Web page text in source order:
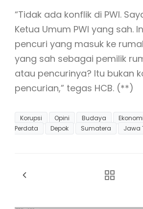
“Tidak ada konflik di PWI.
Ketua Umum PWI yang sah.
pencuri yang masuk ke
yang sah sebagai pemilik
atau pencurinya? Itu bukan
pencurian,” tegas HCB. (**)
Korupsi Opini Budaya Ekonomi
Perdata
Depok Sumatera Jawa